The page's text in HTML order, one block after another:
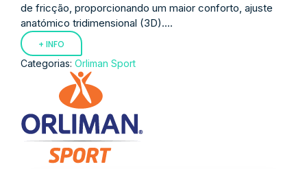
de fricção, proporcionando um maior conforto, ajuste
anatómico tridimensional (3D)....
+ INFO
Categorias: Orliman Sport